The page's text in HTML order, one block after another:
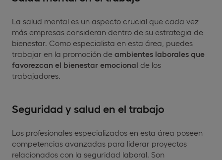
La salud mental es un aspecto crucial que cada vez
más empresas consideran dentro de su estrategia de
bienestar. Como especialista en esta área, puedes
trabajar en la promoción de ambientes laborales que
favorezcan el bienestar emocional de los
trabajadores.
Seguridad y salud en el trabajo
Los profesionales especializados en esta área poseen
competencias avanzadas para liderar proyectos
relacionados con la seguridad laboral. Son